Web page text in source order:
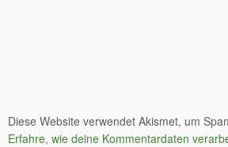
Diese Website verwendet Akismet, um
Erfahre, wie deine Kommentardaten